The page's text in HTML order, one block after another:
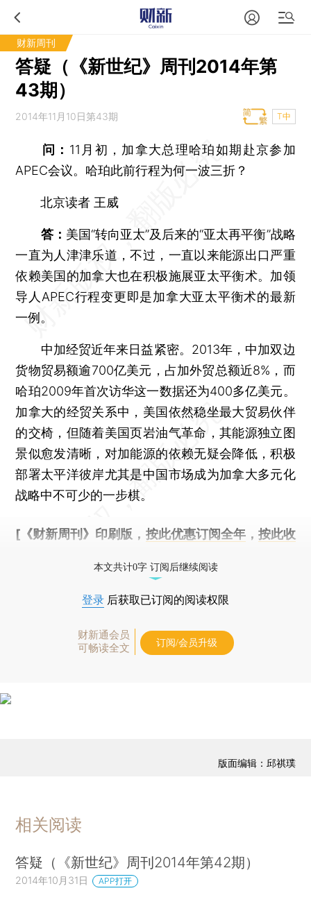
财新周刊
答疑（《新世纪》周刊2014年第
43期）
2014年11月10日第43期 T中
问： 11月初，加拿大总理哈珀如期赴京参加
APEC会议。哈珀此前行程为何一波三折？
北京读者 王威
答： 美国“转向亚太”及后来的“亚太再平衡”战略
一直为人津津乐道，不过，一直以来能源出口严重
依赖美国的加拿大也在积极施展亚太平衡术。加领
导人APEC行程变更即是加拿大亚太平衡术的最新
一例。
中加经贸近年来日益紧密。2013年，中加双边
货物贸易额逾700亿美元，占加外贸总额近8%，而
哈珀2009年首次访华这一数据还为400多亿美元。
加拿大的经贸关系中，美国依然稳坐最大贸易伙伴
的交椅，但随着美国页岩油气革命，其能源独立图
景似愈发清晰，对加能源的依赖无疑会降低，积极
部署太平洋彼岸尤其是中国市场成为加拿大多元化
战略中不可少的一步棋。
[《财新周刊》印刷版， 按此优惠订阅全年， 按此收
本文共计0字 订阅后继续阅读
登录 后获取已订阅的阅读权限
财新通会员
可畅读全文
订阅/会员升级
版面编辑：邱祺璞
相关阅读
答疑（《新世纪》周刊2014年第42期）
2014年10月31日 APP打开